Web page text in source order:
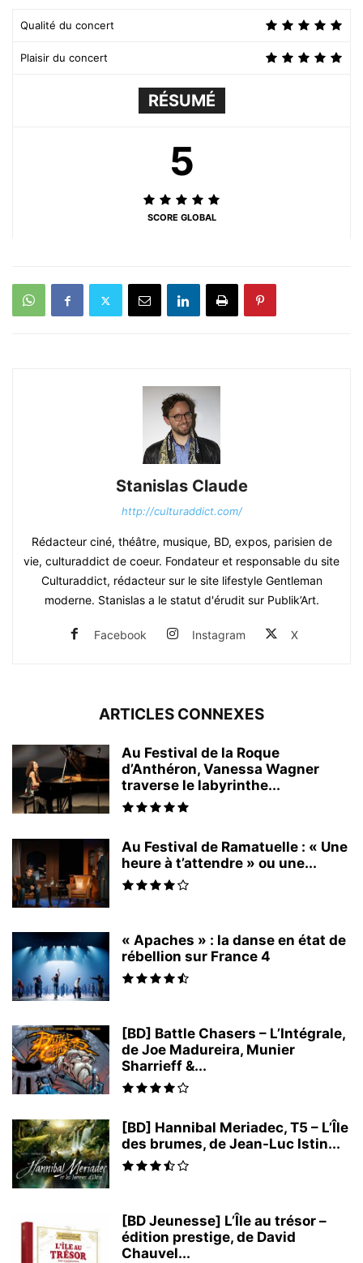
Qualité du concert
Plaisir du concert
RÉSUMÉ
5
SCORE GLOBAL
Stanislas Claude
http://culturaddict.com/
Rédacteur ciné, théâtre, musique, BD, expos, parisien de
vie, culturaddict de coeur. Fondateur et responsable du site
Culturaddict, rédacteur sur le site lifestyle Gentleman
moderne. Stanislas a le statut d'érudit sur Publik’Art.
Facebook Instagram X
ARTICLES CONNEXES
Au Festival de la Roque
d’Anthéron, Vanessa Wagner
traverse le labyrinthe...
Au Festival de Ramatuelle : « Une
heure à t’attendre » ou une...
« Apaches » : la danse en état de
rébellion sur France 4
[BD] Battle Chasers – L’Intégrale,
de Joe Madureira, Munier
Sharrieff &...
[BD] Hannibal Meriadec, T5 – L’Île
des brumes, de Jean-Luc Istin...
[BD Jeunesse] L’Île au trésor –
édition prestige, de David
Chauvel...